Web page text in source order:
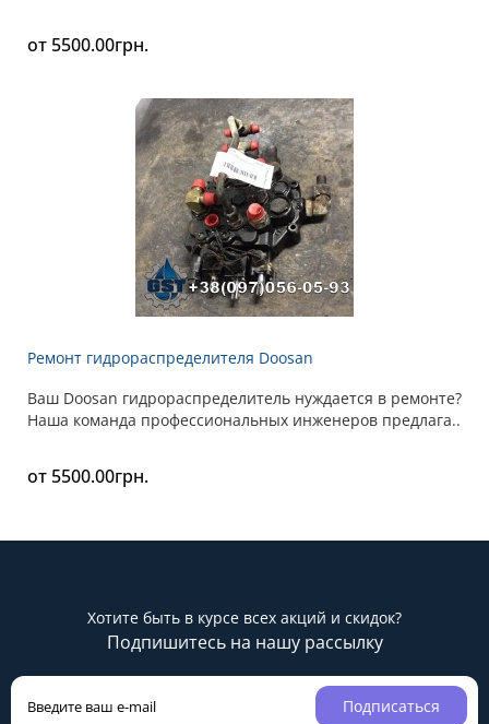
от 5500.00грн.
Ремонт гидрораспределителя Doosan
Ваш Doosan гидрораспределитель нуждается в ремонте?
Наша команда профессиональных инженеров предлага..
от 5500.00грн.
Хотите быть в курсе всех акций и скидок?
Подпишитесь на нашу рассылку
Подписаться